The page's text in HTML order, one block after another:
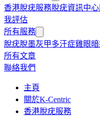
香港脫疣服務脫疣資訊中心
我評估
所有服務
脫疣脫墨灰甲多汗症雞眼
所有文章
聯絡我們
主頁
關於K-Centric
香港脫疣服務